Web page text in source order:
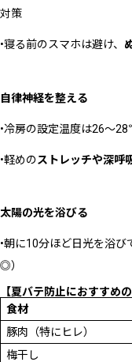
対策
•寝る前のスマホは避け、
自律神経を整える
•冷房の設定温度は26～
•軽めのストレッチや深呼
太陽の光を浴びる
•朝に10分ほど日光を浴
◎）
【夏バテ防止におすすめの
食材
豚肉（特にヒレ）
梅干し